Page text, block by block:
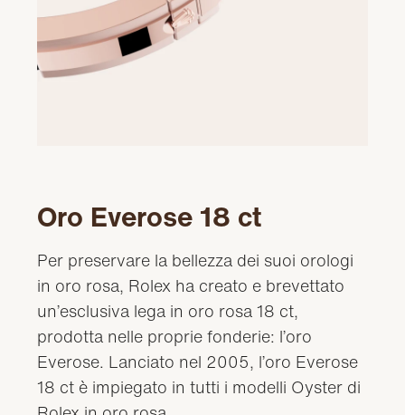
Oro Everose 18 ct
Per preservare la bellezza dei suoi orologi
in oro rosa, Rolex ha creato e brevettato
un’esclusiva lega in oro rosa 18 ct,
prodotta nelle proprie fonderie: l’oro
Everose. Lanciato nel 2005, l’oro Everose
18 ct è impiegato in tutti i modelli Oyster di